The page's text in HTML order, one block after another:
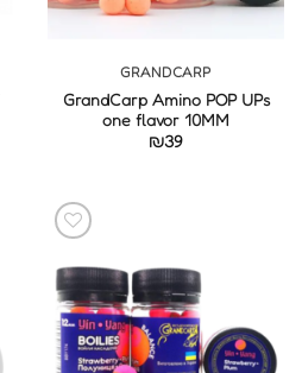
GRANDCARP
GrandCarp Amino POP UPs
one flavor 10MM
₪39